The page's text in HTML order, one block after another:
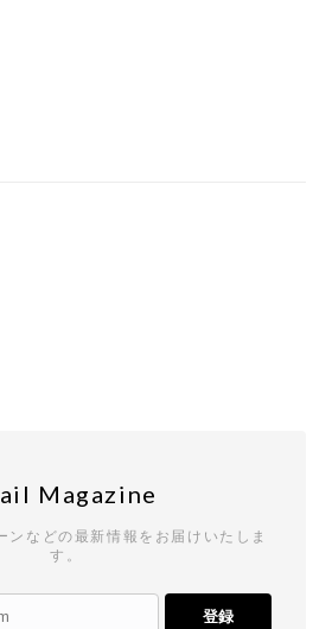
Magazine
ンなどの最新情報をお届けいたしま
す。
登録